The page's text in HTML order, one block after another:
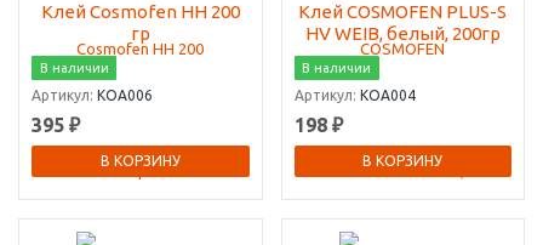
Клей Cosmofen HH 200
гр
В наличии
Артикул: КОА006
395 ₽
В КОРЗИНУ
Клей COSMOFEN PLUS-S
HV WEIB, белый, 200гр
В наличии
Артикул: КОА004
198 ₽
В КОРЗИНУ